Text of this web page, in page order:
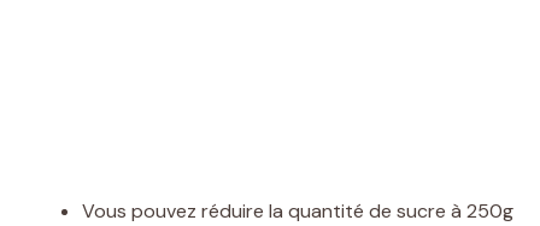
Vous pouvez réduire la quantité de sucre à 250g